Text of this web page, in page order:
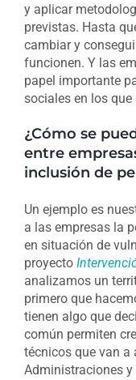
y aplicar
previstas. Hasta
cambiar y
funcionen. Y las
papel importante
sociales en los
¿Cómo se
entre
inclusión de
Un ejemplo es
a las empresas la
en situación de
proyecto
analizamos un
primero que
tienen algo que
común permiten
técnicos que van
Administraciones